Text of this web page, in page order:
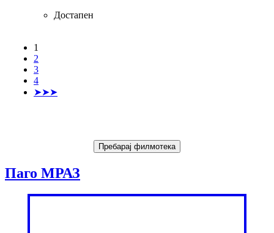
Достапен
Страници
1
2
3
4
➤➤➤
Паго МРАЗ